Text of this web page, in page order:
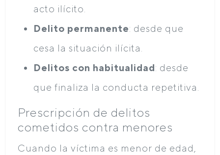
acto ilícito.
Delito permanente: desde que
cesa la situación ilícita.
Delitos con habitualidad: desde
que finaliza la conducta repetitiva.
Prescripción de delitos
cometidos contra menores
Cuando la víctima es menor de edad,